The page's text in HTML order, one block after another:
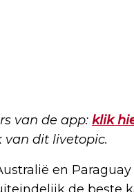
van de app: klik
dit livetopic.
en